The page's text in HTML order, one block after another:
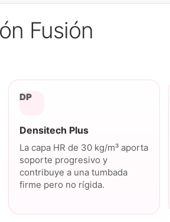
Fusión
DP
Densitech Plus
La capa HR de 30 kg/m³ aporta
soporte progresivo y
contribuye a una tumbada
firme pero no rígida.